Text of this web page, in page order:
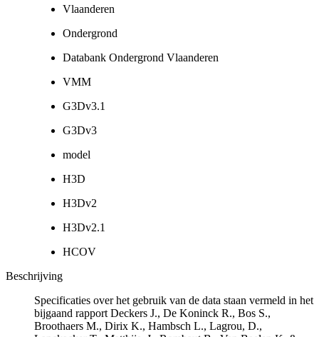
Vlaanderen
Ondergrond
Databank Ondergrond Vlaanderen
VMM
G3Dv3.1
G3Dv3
model
H3D
H3Dv2
H3Dv2.1
HCOV
Beschrijving
Specificaties over het gebruik van de data staan vermeld in het
bijgaand rapport Deckers J., De Koninck R., Bos S.,
Broothaers M., Dirix K., Hambsch L., Lagrou, D.,